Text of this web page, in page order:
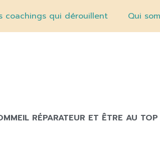
coachings qui dérouillent Qui
RÉPARATEUR ET ÊTRE AU